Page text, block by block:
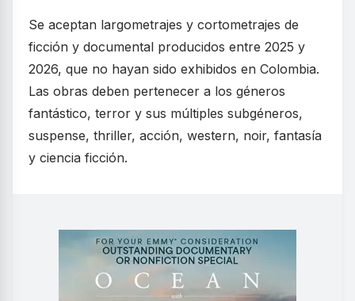
Se aceptan largometrajes y cortometrajes de
ficción y documental producidos entre 2025 y
2026, que no hayan sido exhibidos en Colombia.
Las obras deben pertenecer a los géneros
fantástico, terror y sus múltiples subgéneros,
suspense, thriller, acción, western, noir, fantasía
y ciencia ficción.